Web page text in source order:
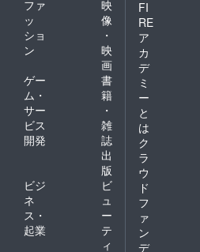
ファ
ッ
ショ
ン
映
像
・
映
画
ゲー
ム・
サー
ビス
開発
書
籍
・
雑
誌
出
版
ビジ
ネ
ス・
起業
ビ
ュ
ー
テ
ィ
FI
RE
ア
カ
デ
ミ
ー
と
は
ク
ラ
ウ
ド
フ
ァ
ン
デ